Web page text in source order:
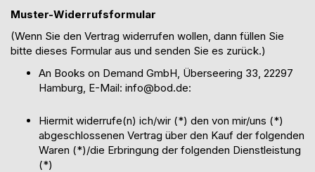
Muster-Widerrufsformular
(Wenn Sie den Vertrag widerrufen wollen, dann füllen Sie
bitte dieses Formular aus und senden Sie es zurück.)
An Books on Demand GmbH, Überseering 33, 22297
Hamburg, E-Mail: info@bod.de:
Hiermit widerrufe(n) ich/wir (*) den von mir/uns (*)
abgeschlossenen Vertrag über den Kauf der folgenden
Waren (*)/die Erbringung der folgenden Dienstleistung
(*)